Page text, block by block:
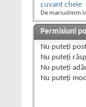
cuvant cheie
De mariuslmm
Permisiuni
Nu puteţi
Nu puteţi
Nu puteţi
Nu puteţi